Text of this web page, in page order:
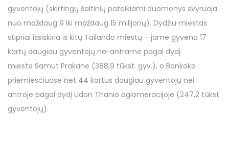
d
o
n
d
n
gyventojų (skirtingų šaltinių pateikiami duomenys svyruoja
nuo maždaug 9 iki maždaug 15 milijonų). Dydžiu miestas
stipriai išsiskiria iš kitų Tailando miestų – jame gyvena 17
kartų daugiau gyventojų nei antrame pagal dydį
mieste Samut Prakane (388,9 tūkst. gyv.), o Bankoko
priemiesčiuose net 44 kartus daugiau gyventojų nei
antroje pagal dydį Udon Thanio aglomeracijoje (247,2 tūkst.
gyventojų).